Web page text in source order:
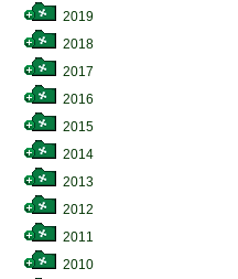
2019
2018
2017
2016
2015
2014
2013
2012
2011
2010